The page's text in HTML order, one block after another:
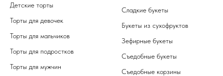
Детские торты
Торты для девочек
Торты для мальчиков
Торты для подростков
Торты для мужчин
Сладкие букеты
Букеты из сухофруктов
Зефирные букеты
Съедобные букеты
Съедобные корзины